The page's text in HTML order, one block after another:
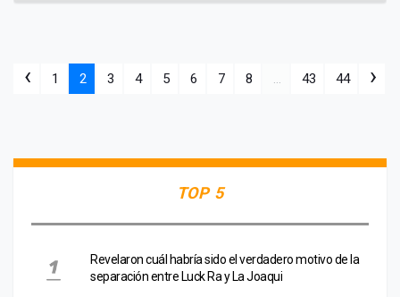
‹ 1 2 3 4 5 6 7 8 ... 43 44 ›
TOP 5
Revelaron cuál habría sido el verdadero motivo de la
separación entre Luck Ra y La Joaqui